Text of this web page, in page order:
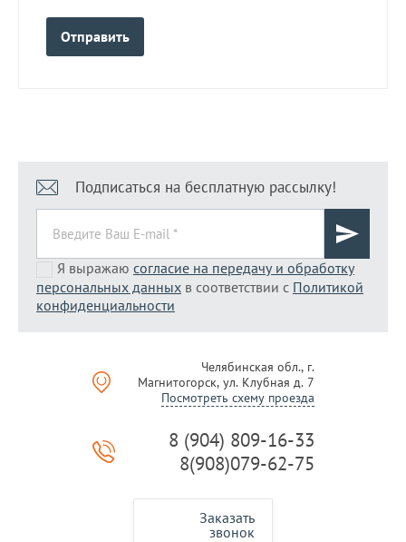
Подписаться на бесплатную рассылку!
Я выражаю согласие на передачу и обработку
персональных данных в соответствии с Политикой
конфиденциальности
Челябинская обл., г.
Магнитогорск, ул. Клубная д. 7
Посмотреть схему проезда
8 (904) 809-16-33
8(908)079-62-75
Заказать
звонок